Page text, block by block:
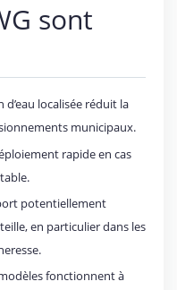
sont
localisée réduit la
municipaux.
rapide en cas
potentiellement
en particulier dans les
fonctionnent à